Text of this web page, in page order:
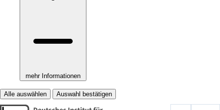
mehr Informationen
Alle auswählen Auswahl bestätigen